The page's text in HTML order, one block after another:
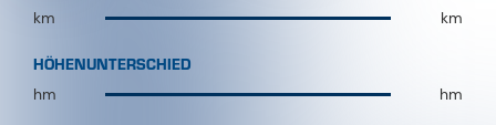
km
km km
km
HÖHENUNTERSCHIED
Min
hm Max
hm